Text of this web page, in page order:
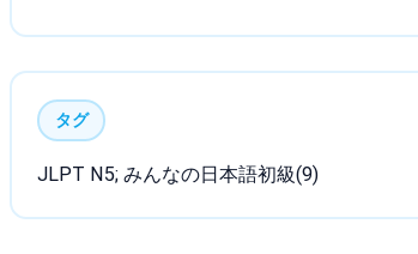
タグ
JLPT N5; みんなの日本語初級(9)